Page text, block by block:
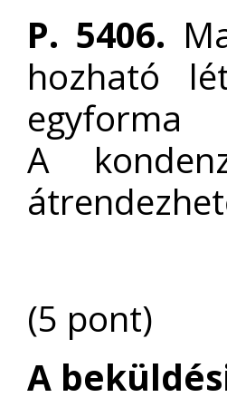
P. 5406.
hozható
A
(5 pont)
A